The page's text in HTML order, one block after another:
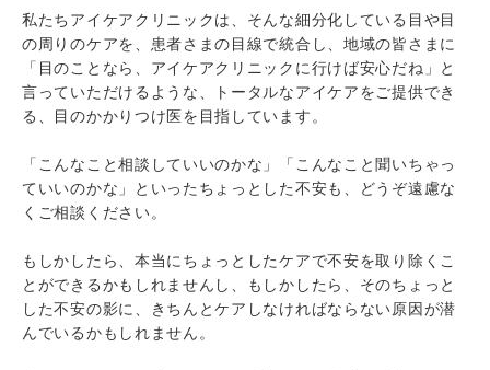
私たちアイケアクリニックは、そんな細分化している目や目
の周りのケアを、患者さまの目線で統合し、地域の皆さまに
「目のことなら、アイケアクリニックに行けば安心だね」と
言っていただけるような、トータルなアイケアをご提供でき
る、目のかかりつけ医を目指しています。
「こんなこと相談していいのかな」「こんなこと聞いちゃっ
ていいのかな」といったちょっとした不安も、どうぞ遠慮な
くご相談ください。
もしかしたら、本当にちょっとしたケアで不安を取り除くこ
とができるかもしれませんし、もしかしたら、そのちょっと
した不安の影に、きちんとケアしなければならない原因が潜
んでいるかもしれません。